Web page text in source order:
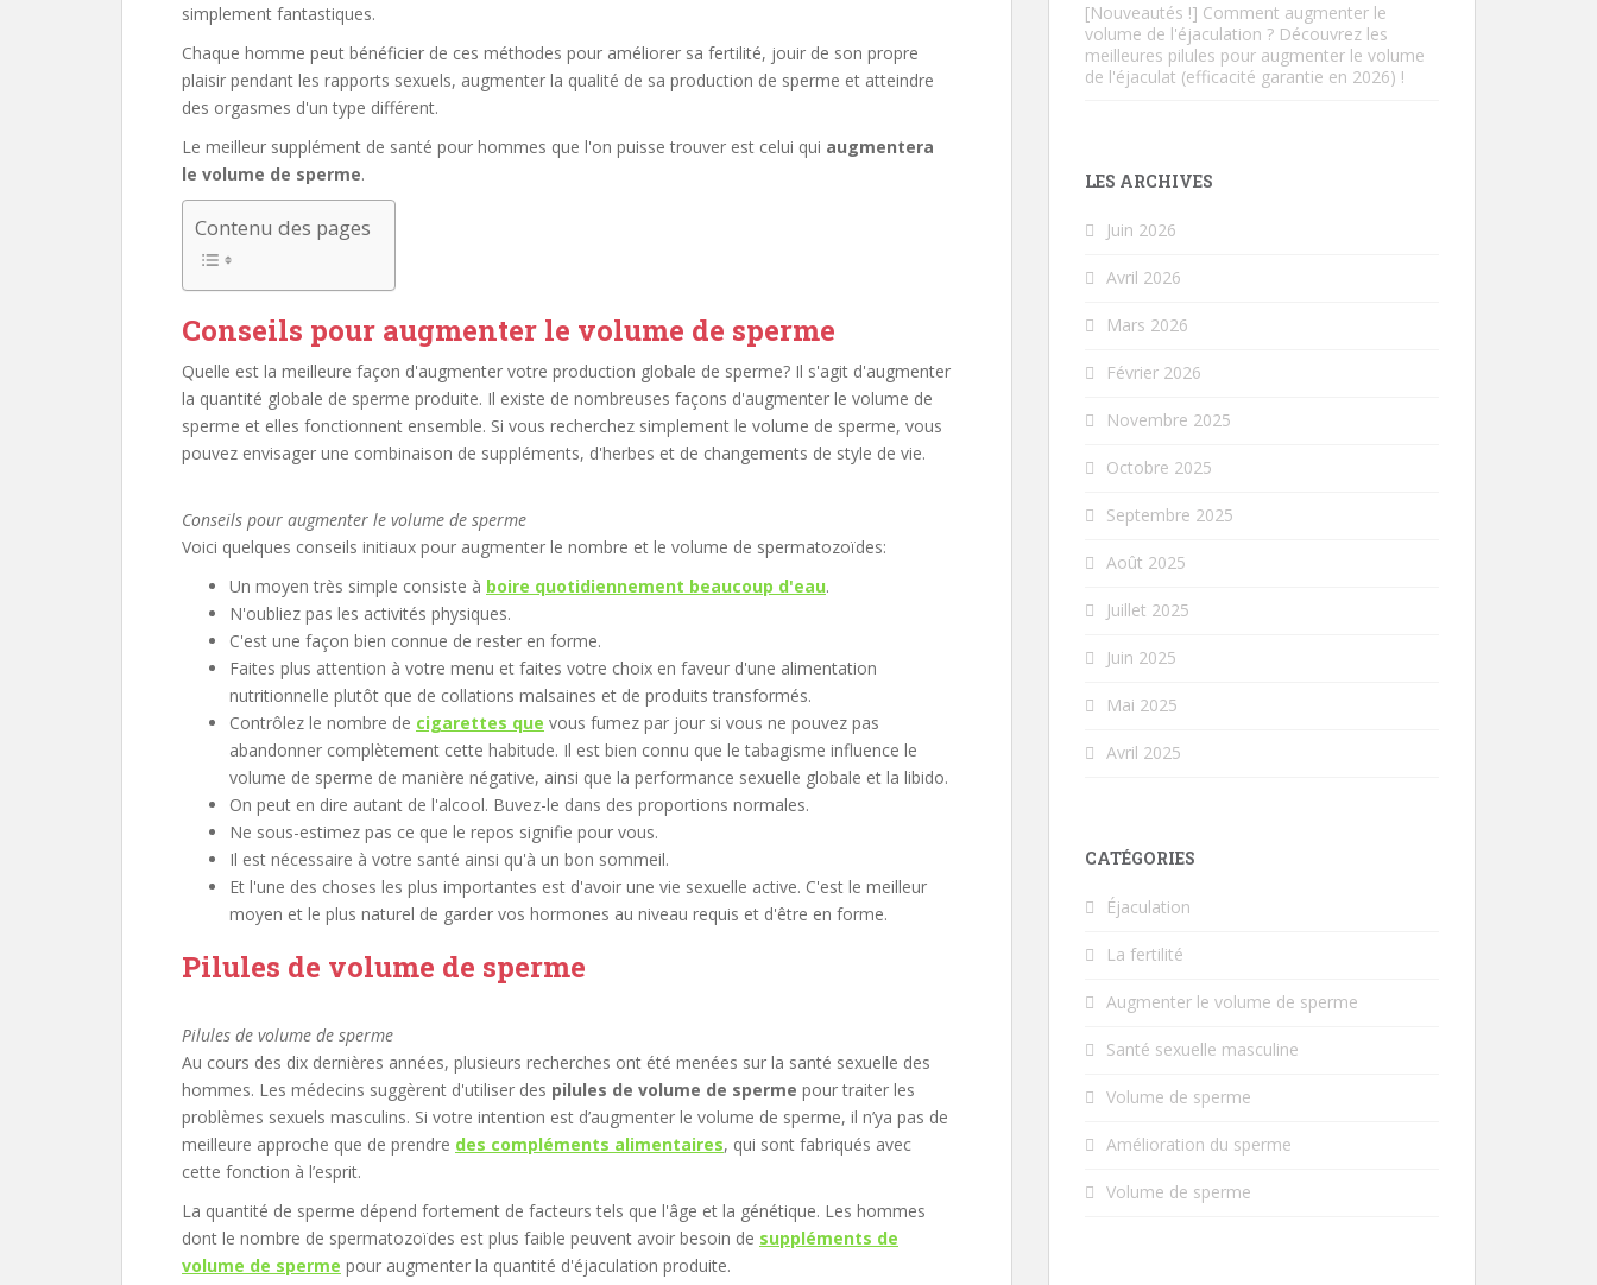
simplement fantastiques.
Chaque homme peut bénéficier de ces méthodes pour améliorer sa fertilité, jouir de son propre
plaisir pendant les rapports sexuels, augmenter la qualité de sa production de sperme et atteindre
des orgasmes d'un type différent.
Le meilleur supplément de santé pour hommes que l'on puisse trouver est celui qui augmentera
le volume de sperme.
Contenu des pages
Conseils pour augmenter le volume de sperme
Quelle est la meilleure façon d'augmenter votre production globale de sperme? Il s'agit d'augmenter
la quantité globale de sperme produite. Il existe de nombreuses façons d'augmenter le volume de
sperme et elles fonctionnent ensemble. Si vous recherchez simplement le volume de sperme, vous
pouvez envisager une combinaison de suppléments, d'herbes et de changements de style de vie.
Conseils pour augmenter le volume de sperme
Voici quelques conseils initiaux pour augmenter le nombre et le volume de spermatozoïdes:
Un moyen très simple consiste à boire quotidiennement beaucoup d'eau.
N'oubliez pas les activités physiques.
C'est une façon bien connue de rester en forme.
Faites plus attention à votre menu et faites votre choix en faveur d'une alimentation
nutritionnelle plutôt que de collations malsaines et de produits transformés.
Contrôlez le nombre de cigarettes que vous fumez par jour si vous ne pouvez pas
abandonner complètement cette habitude. Il est bien connu que le tabagisme influence le
volume de sperme de manière négative, ainsi que la performance sexuelle globale et la libido.
On peut en dire autant de l'alcool. Buvez-le dans des proportions normales.
Ne sous-estimez pas ce que le repos signifie pour vous.
Il est nécessaire à votre santé ainsi qu'à un bon sommeil.
Et l'une des choses les plus importantes est d'avoir une vie sexuelle active. C'est le meilleur
moyen et le plus naturel de garder vos hormones au niveau requis et d'être en forme.
Pilules de volume de sperme
Pilules de volume de sperme
Au cours des dix dernières années, plusieurs recherches ont été menées sur la santé sexuelle des
hommes. Les médecins suggèrent d'utiliser des pilules de volume de sperme pour traiter les
problèmes sexuels masculins. Si votre intention est d’augmenter le volume de sperme, il n’ya pas de
meilleure approche que de prendre des compléments alimentaires, qui sont fabriqués avec
cette fonction à l’esprit.
La quantité de sperme dépend fortement de facteurs tels que l'âge et la génétique. Les hommes
dont le nombre de spermatozoïdes est plus faible peuvent avoir besoin de suppléments de
volume de sperme pour augmenter la quantité d'éjaculation produite.
[Nouveautés !] Comment augmenter le
volume de l'éjaculation ? Découvrez les
meilleures pilules pour augmenter le volume
de l'éjaculat (efficacité garantie en 2026) !
LES ARCHIVES
Juin 2026
Avril 2026
Mars 2026
Février 2026
Novembre 2025
Octobre 2025
Septembre 2025
Août 2025
Juillet 2025
Juin 2025
Mai 2025
Avril 2025
CATÉGORIES
Éjaculation
La fertilité
Augmenter le volume de sperme
Santé sexuelle masculine
Volume de sperme
Amélioration du sperme
Volume de sperme